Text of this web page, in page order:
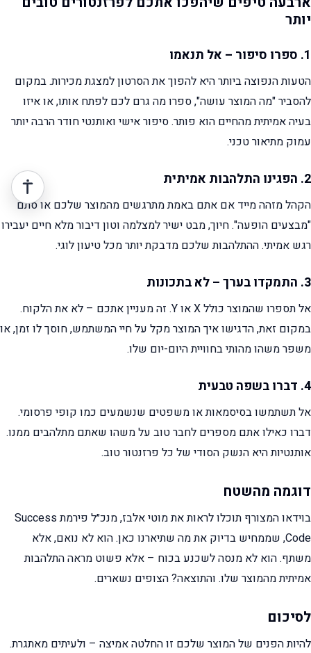
יותר
1. ספרו סיפור – אל תנאמו
הטעות הנפוצה ביותר היא להפוך את הסרטון למצגת מכירות. במקום
להסביר "מה המוצר עושה", ספרו מה גרם לכם לפתח אותו, או איזו
בעיה אמיתית מהחיים הוא פותר. סיפור אישי ואותנטי חודר הרבה יותר
עמוק מתיאור טכני.
2. הפגינו התלהבות אמיתית
הקהל מזהה מייד אם אתם באמת מתרגשים מהמוצר שלכם או סתם
"מבצעים הופעה". חיוך, מבט ישיר למצלמה וטון דיבור מלא חיים יעבירו
רגש אמיתי. ההתלהבות שלכם מדבקת יותר מכל טיעון לוגי.
3. התמקדו בערך – לא בתכונות
אל תספרו שהמוצר כולל X או Y. זה מעניין אתכם – לא את הלקוח.
במקום זאת, הדגישו איך המוצר מקל על חיי המשתמש, חוסך לו זמן, או
משפר משהו מהותי בחוויית היום-יום שלו.
4. דברו בשפה טבעית
אל תשתמשו בסיסמאות או משפטים שנשמעים כמו קופי פרסומי.
דברו כאילו אתם מספרים לחבר טוב על משהו שאתם מתלהבים ממנו.
אותנטיות היא הנשק הסודי של כל פרזנטור טוב.
דוגמה מהשטח
בוידאו המצורף תוכלו לראות את מוטי אלבז, מנכ״ל פירמת Success
Code, שממחיש בדיוק את מה שתיארנו כאן. הוא לא נואם, אלא
משתף. הוא לא מנסה לשכנע בכוח – אלא פשוט מראה התלהבות
אמיתית מהמוצר שלו. והתוצאה? הצופים נשארים.
לסיכום
להיות הפנים של המוצר שלכם זו החלטה אמיצה – ולעיתים מאתגרת.